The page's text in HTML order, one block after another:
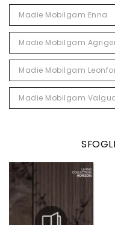
Madie Mobilgam Enna
Madie Mobilgam
Madie Mobilgam
Madie Mobilgam